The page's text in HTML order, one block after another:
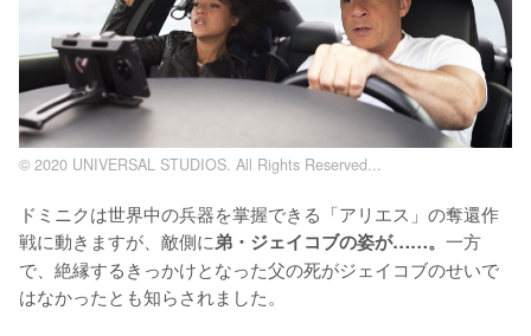
© 2020 UNIVERSAL STUDIOS. All Rights Reserved...
ドミニクは世界中の兵器を掌握できる「アリエス」の奪還作
戦に動きますが、敵側に弟・ジェイコブの姿が……。 一方
で、絶縁するきっかけとなった父の死がジェイコブのせいで
はなかったとも知らされました。